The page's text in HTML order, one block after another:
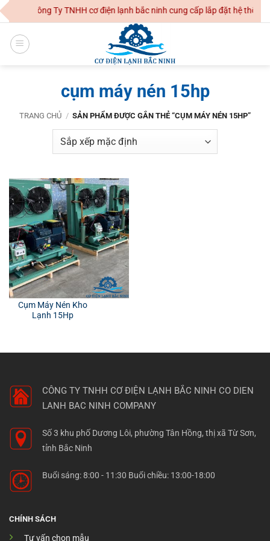
Skip
to
content
Công Ty TNHH cơ điện lạnh bắc ninh cung cấp lắp đặt hệ thống
cụm máy nén 15hp
TRANG CHỦ / SẢN PHẨM ĐƯỢC GẮN THẺ “CỤM MÁY NÉN 15HP”
Cụm Máy Nén Kho
Lạnh 15Hp
CÔNG TY TNHH CƠ ĐIỆN LẠNH BẮC NINH CO DIEN
LANH BAC NINH COMPANY
Số 3 khu phố Dương Lôi, phường Tân Hồng, thị xã Từ Sơn,
tỉnh Bắc Ninh
Buổi sáng: 8:00 - 11:30 Buổi chiều: 13:00-18:00
CHÍNH SÁCH
Tư vấn chọn mẫu